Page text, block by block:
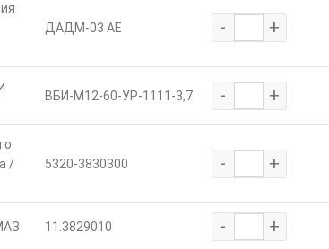
ДАДМ-03 АЕ - +
ВБИ-М12-60-УР-1111-3,7 - +
/
5320-3830300 - +
11.3829010 - +